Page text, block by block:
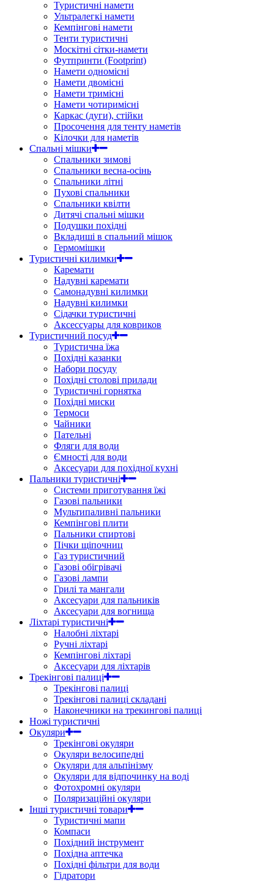
Туристичні намети
Ультралегкі намети
Кемпінгові намети
Тенти туристичні
Москітні сітки-намети
Футпринти (Footprint)
Намети одномісні
Намети двомісні
Намети тримісні
Намети чотиримісні
Каркас (дуги), стійки
Просочення для тенту наметів
Кілочки для наметів
Спальні мішки
Спальники зимові
Спальники весна-осінь
Спальники літні
Пухові спальники
Спальники квілти
Дитячі спальні мішки
Подушки похідні
Вкладиші в спальний мішок
Гермомішки
Туристичні килимки
Каремати
Надувні каремати
Самонадувні килимки
Надувні килимки
Сідачки туристичні
Аксессуары для ковриков
Туристичний посуд
Туристична їжа
Похідні казанки
Набори посуду
Похідні столові прилади
Туристичні горнятка
Похідні миски
Термоси
Чайники
Пательні
Фляги для води
Ємності для води
Аксесуари для похідної кухні
Пальники туристичні
Системи приготування їжі
Газові пальники
Мультипаливні пальники
Кемпінгові плити
Пальники спиртові
Пічки щіпочниц
Газ туристичний
Газові обігрівачі
Газові лампи
Грилі та мангали
Аксесуари для пальників
Аксесуари для вогнища
Ліхтарі туристичні
Налобні ліхтарі
Ручні ліхтарі
Кемпінгові ліхтарі
Аксесуари для ліхтарів
Трекінгові палиці
Трекінгові палиці
Трекінгові палиці складані
Наконечники на трекингові палиці
Ножі туристичні
Окуляри
Трекінгові окуляри
Окуляри велосипедні
Окуляри для альпінізму
Окуляри для відпочинку на воді
Фотохромні окуляри
Поляризаційні окуляри
Інші туристичні товари
Туристичні мапи
Компаси
Похідний інструмент
Похідна аптечка
Похідні фільтри для води
Гідратори